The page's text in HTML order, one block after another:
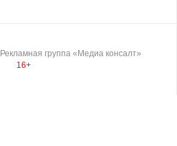
Рекламная группа «Медиа консалт»
16+